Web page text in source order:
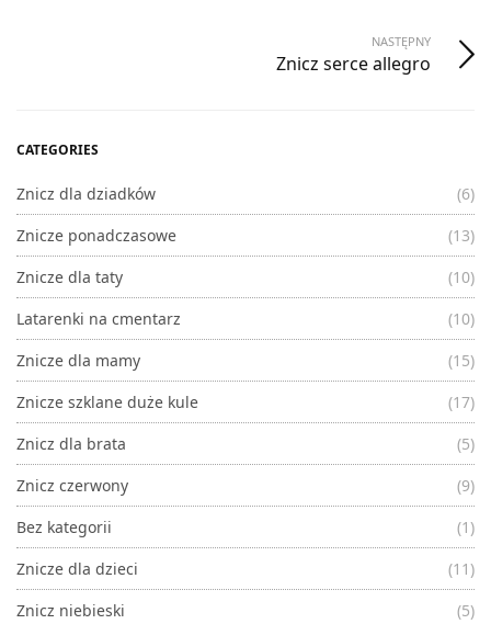
NASTĘPNY
Znicz serce allegro
CATEGORIES
Znicz dla dziadków
(6)
Znicze ponadczasowe
(13)
Znicze dla taty
(10)
Latarenki na cmentarz
(10)
Znicze dla mamy
(15)
Znicze szklane duże kule
(17)
Znicz dla brata
(5)
Znicz czerwony
(9)
Bez kategorii
(1)
Znicze dla dzieci
(11)
Znicz niebieski
(5)